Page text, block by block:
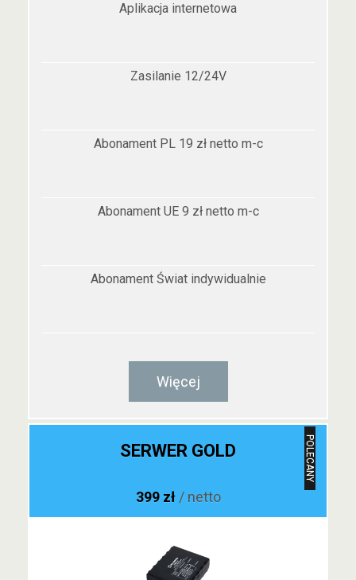
Aplikacja internetowa
Zasilanie 12/24V
Abonament PL 19 zł netto m-c
Abonament UE 9 zł netto m-c
Abonament Świat indywidualnie
Więcej
POLECANY
SERWER GOLD
399 zł / netto